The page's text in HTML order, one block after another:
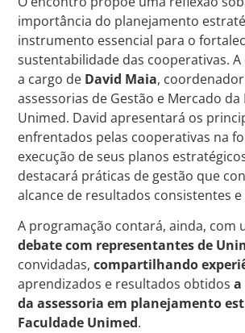
importância do planejamento
instrumento essencial para o
sustentabilidade das cooperativas.
a cargo de David Maia,
assessorias de Gestão e Mercado da
Unimed. David apresentará os
enfrentados pelas cooperativas na
execução de seus planos
destacará práticas de gestão que
alcance de resultados consistentes
A programação contará, ainda, com
debate com representantes de
convidadas,compartilhando
aprendizados e resultados obtidos
da assessoria em planejamento
Faculdade Unimed.